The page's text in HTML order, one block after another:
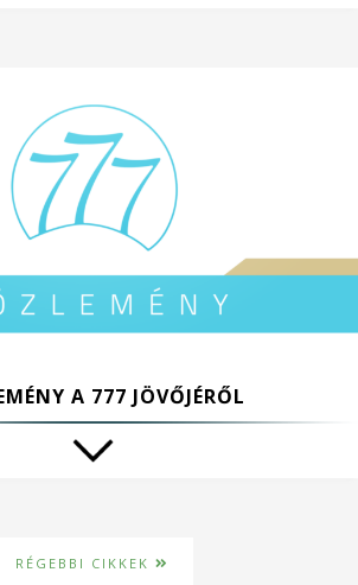
A 777 JÖVŐJÉRŐL
RÉGEBBI CIKKEK